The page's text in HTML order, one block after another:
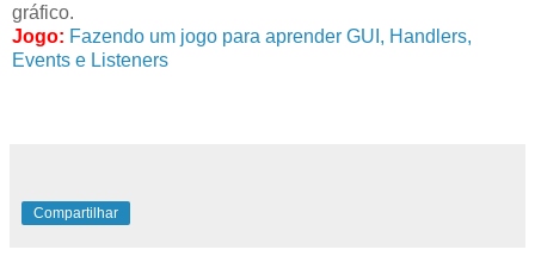
gráfico.
Jogo: Fazendo um jogo para aprender GUI, Handlers,
Events e Listeners
Compartilhar